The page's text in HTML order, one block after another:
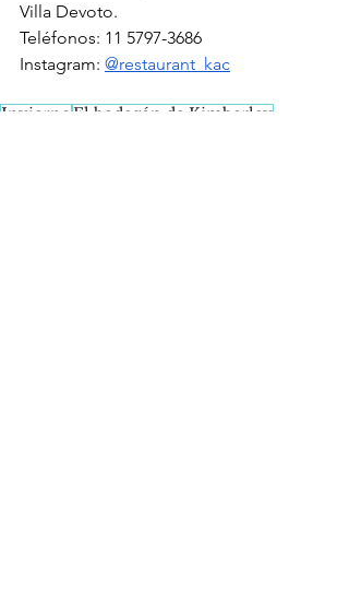
Villa Devoto.
Teléfonos: 11 5797-3686
Instagram: @restaurant_kac
Invierno El bodegón de Kimberley